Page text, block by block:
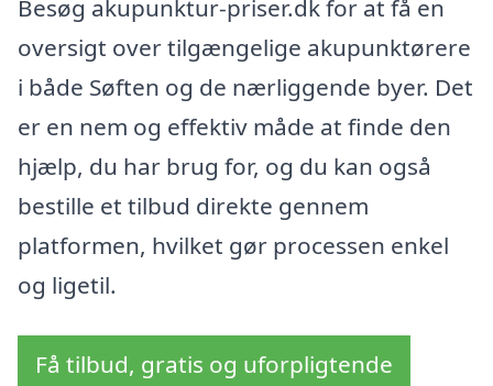
Besøg akupunktur-priser.dk for at få en
oversigt over tilgængelige akupunktørere
i både Søften og de nærliggende byer. Det
er en nem og effektiv måde at finde den
hjælp, du har brug for, og du kan også
bestille et tilbud direkte gennem
platformen, hvilket gør processen enkel
og ligetil.
Få tilbud, gratis og uforpligtende